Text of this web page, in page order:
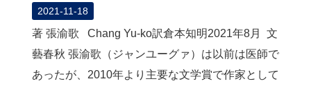
2021-11-18
著 張渝歌 Chang Yu-ko訳倉本知明2021年8月 文
藝春秋 張渝歌（ジャンユーグァ）は以前は医師で
あったが、2010年より主要な文学賞で作家として